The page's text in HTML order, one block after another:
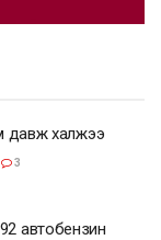
давж халжээ
3
автобензин